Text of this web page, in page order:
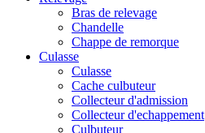
Bras de relevage
Chandelle
Chappe de remorque
Culasse
Culasse
Cache culbuteur
Collecteur d'admission
Collecteur d'echappement
Culbuteur